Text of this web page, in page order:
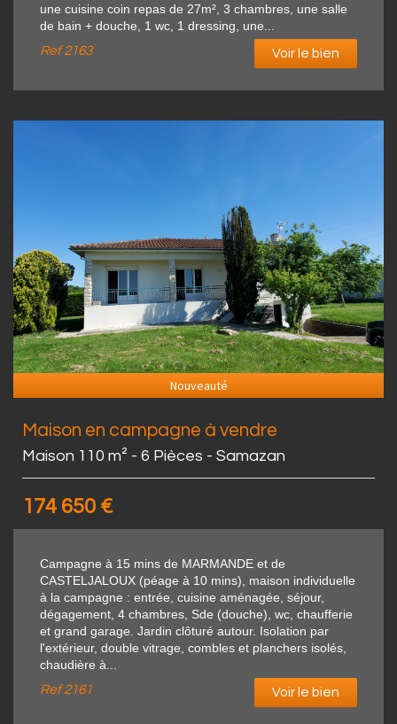
une cuisine coin repas de 27m², 3 chambres, une salle
de bain + douche, 1 wc, 1 dressing, une...
Ref2163 Voir le bien
Nouveauté
Maison en campagne à vendre
Maison 110 m² - 6 Pièces - Samazan
174 650 €
Campagne à 15 mins de MARMANDE et de
CASTELJALOUX (péage à 10 mins), maison individuelle
à la campagne : entrée, cuisine aménagée, séjour,
dégagement, 4 chambres, Sde (douche), wc, chaufferie
et grand garage. Jardin clôturé autour. Isolation par
l'extérieur, double vitrage, combles et planchers isolés,
chaudière à...
Ref2161 Voir le bien